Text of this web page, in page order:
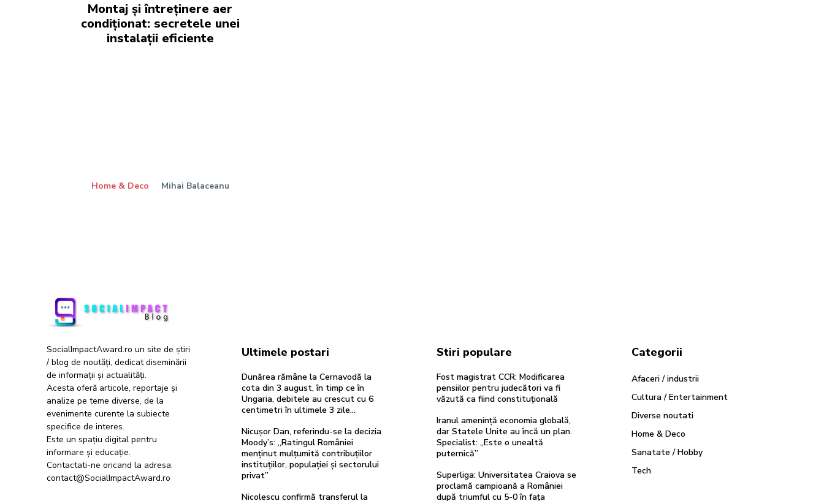
Montaj și întreținere aer
condiționat: secretele unei
instalații eficiente
Home & Deco Mihai Balaceanu
SocialImpactAward.ro un site de știri
/ blog de noutăți, dedicat diseminării
de informații și actualități.
Acesta oferă articole, reportaje și
analize pe teme diverse, de la
evenimente curente la subiecte
specifice de interes.
Este un spațiu digital pentru
informare și educație.
Contactati-ne oricand la adresa:
contact@SocialImpactAward.ro
Ultimele postari
Dunărea rămâne la Cernavodă la
cota din 3 august, în timp ce în
Ungaria, debitele au crescut cu 6
centimetri în ultimele 3 zile...
Nicușor Dan, referindu-se la decizia
Moody’s: „Ratingul României
menținut mulțumită contribuțiilor
instituțiilor, populației și sectorului
privat”
Nicolescu confirmă transferul la
Stiri populare
Fost magistrat CCR: Modificarea
pensiilor pentru judecători va fi
văzută ca fiind constituțională
Iranul amenință economia globală,
dar Statele Unite au încă un plan.
Specialist: „Este o unealtă
puternică”
Superliga: Universitatea Craiova se
proclamă campioană a României
după triumful cu 5-0 în fața
Categorii
Afaceri / industrii
Cultura / Entertainment
Diverse noutati
Home & Deco
Sanatate / Hobby
Tech